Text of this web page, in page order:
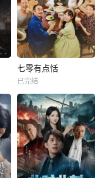
七零有点恬
已完结